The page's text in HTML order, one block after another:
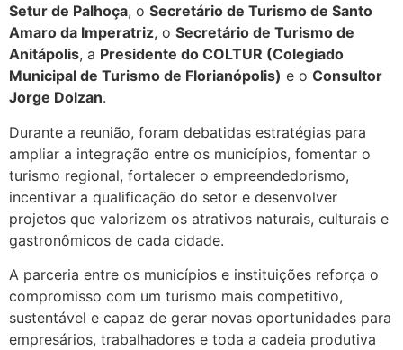
Setur de Palhoça, o Secretário de Turismo de Santo
Amaro da Imperatriz, o Secretário de Turismo de
Anitápolis, a Presidente do COLTUR (Colegiado
Municipal de Turismo de Florianópolis) e o Consultor
Jorge Dolzan.
Durante a reunião, foram debatidas estratégias para
ampliar a integração entre os municípios, fomentar o
turismo regional, fortalecer o empreendedorismo,
incentivar a qualificação do setor e desenvolver
projetos que valorizem os atrativos naturais, culturais e
gastronômicos de cada cidade.
A parceria entre os municípios e instituições reforça o
compromisso com um turismo mais competitivo,
sustentável e capaz de gerar novas oportunidades para
empresários, trabalhadores e toda a cadeia produtiva